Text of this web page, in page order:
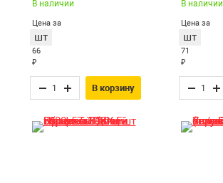
В наличии
Цена за
шт
66
₽
В корзину
В наличии
Цена за
шт
71
₽